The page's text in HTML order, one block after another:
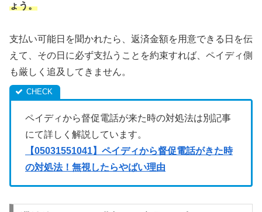
ょう。
支払い可能日を聞かれたら、返済金額を用意できる日を伝
えて、その日に必ず支払うことを約束すれば、ペイディ側
も厳しく追及してきません。
ペイディから督促電話が来た時の対処法は別記事
にて詳しく解説しています。
【05031551041】ペイディから督促電話がきた時
の対処法！無視したらやばい理由